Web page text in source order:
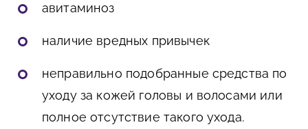
авитаминоз
наличие вредных привычек
неправильно подобранные средства по
уходу за кожей головы и волосами или
полное отсутствие такого ухода.